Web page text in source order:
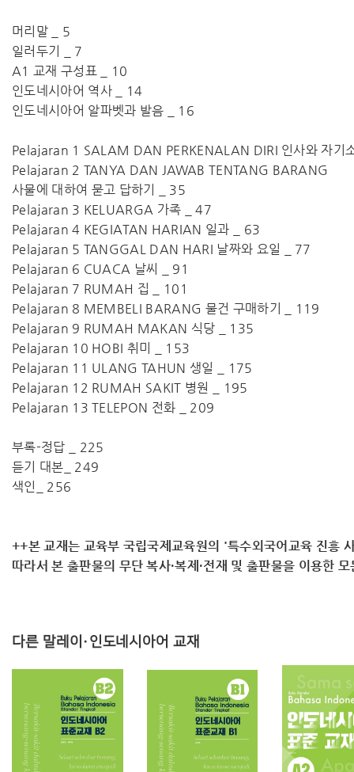
머리말 _ 5
일러두기 _ 7
A1 교재 구성표 _ 10
인도네시아어 역사 _ 14
인도네시아어 알파벳과 발음 _ 16
Pelajaran 1 SALAM DAN PERKENALAN DIRI 인사와 자기
Pelajaran 2 TANYA DAN JAWAB TENTANG BARANG
사물에 대하여 묻고 답하기 _ 35
Pelajaran 3 KELUARGA 가족 _ 47
Pelajaran 4 KEGIATAN HARIAN 일과 _ 63
Pelajaran 5 TANGGAL DAN HARI 날짜와 요일 _ 77
Pelajaran 6 CUACA 날씨 _ 91
Pelajaran 7 RUMAH 집 _ 101
Pelajaran 8 MEMBELI BARANG 물건 구매하기 _ 119
Pelajaran 9 RUMAH MAKAN 식당 _ 135
Pelajaran 10 HOBI 취미 _ 153
Pelajaran 11 ULANG TAHUN 생일 _ 175
Pelajaran 12 RUMAH SAKIT 병원 _ 195
Pelajaran 13 TELEPON 전화 _ 209
부록-정답 _ 225
듣기 대본_ 249
색인_ 256
++본 교재는 교육부 국립국제교육원의 '특수외국어교육 진흥
따라서 ​본 출판물의 무단 복사·복제·전재 및 출판물을 이용한
다른 말레이·인도네시아어 교재